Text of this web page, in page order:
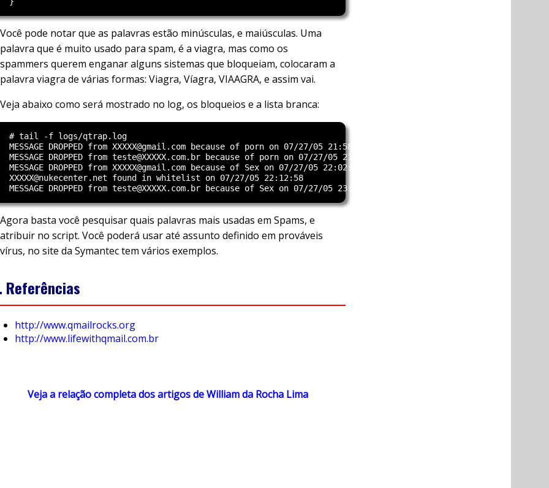
Você pode notar que as palavras estão minúsculas, e maiúsculas. Uma
palavra que é muito usado para spam, é a viagra, mas como os
spammers querem enganar alguns sistemas que bloqueiam, colocaram a
palavra viagra de várias formas: Viagra, Víagra, VIAAGRA, e assim vai.
Veja abaixo como será mostrado no log, os bloqueios e a lista branca:
  # tail -f logs/qtrap.log
  MESSAGE DROPPED from XXXXX@gmail.com because of porn on 07/27/05 21:58:36
  MESSAGE DROPPED from teste@XXXXX.com.br because of porn on 07/27/05 21:58:50
  MESSAGE DROPPED from XXXXX@gmail.com because of Sex on 07/27/05 22:02:52
  XXXXX@nukecenter.net found in whitelist on 07/27/05 22:12:58
Agora basta você pesquisar quais palavras mais usadas em Spams, e
atribuir no script. Você poderá usar até assunto definido em prováveis
vírus, no site da Symantec tem vários exemplos.
Referências
http://www.qmailrocks.org
http://www.lifewithqmail.com.br
Veja a relação completa dos artigos de William da Rocha Lima